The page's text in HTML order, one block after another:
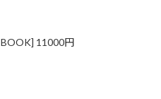
11000円